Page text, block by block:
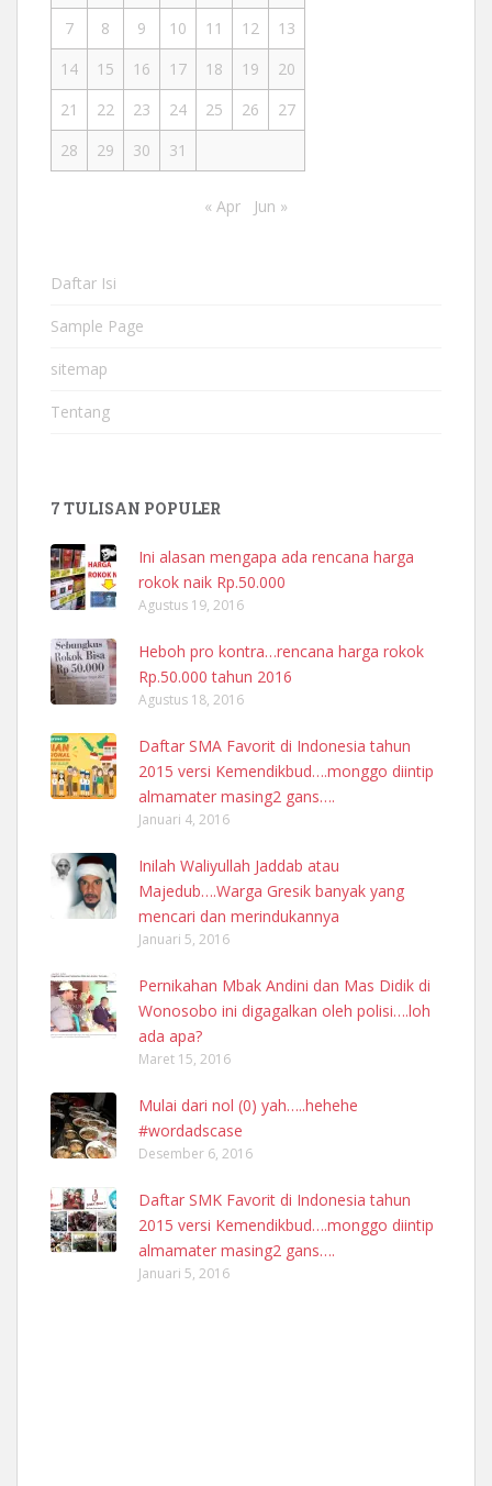
7
8 9 10 11 12
13
14
15 16 17 18 19
20
21
22 23 24 25 26
27
28
29 30 31
« Apr Jun »
Daftar Isi
Sample Page
sitemap
Tentang
7 TULISAN POPULER
Ini alasan mengapa ada rencana harga
rokok naik Rp.50.000
Agustus 19, 2016
Heboh pro kontra…rencana harga rokok
Rp.50.000 tahun 2016
Agustus 18, 2016
Daftar SMA Favorit di Indonesia tahun
2015 versi Kemendikbud….monggo diintip
almamater masing2 gans….
Januari 4, 2016
Inilah Waliyullah Jaddab atau
Majedub….Warga Gresik banyak yang
mencari dan merindukannya
Januari 5, 2016
Pernikahan Mbak Andini dan Mas Didik di
Wonosobo ini digagalkan oleh polisi….loh
ada apa?
Maret 15, 2016
Mulai dari nol (0) yah…..hehehe
#wordadscase
Desember 6, 2016
Daftar SMK Favorit di Indonesia tahun
2015 versi Kemendikbud….monggo diintip
almamater masing2 gans….
Januari 5, 2016